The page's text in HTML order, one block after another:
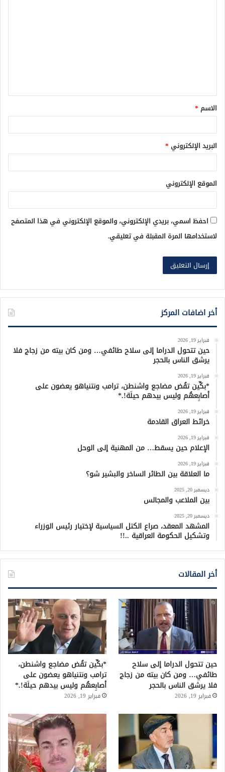
ق
*
الاسم *
البريد الإلكتروني *
الموقع الإلكتروني
احفظ اسمي، بريدي الإلكتروني، والموقع الإلكتروني في هذا المتصفح
لاستخدامها المرة المقبلة في تعليقي.
أخر اضافات المركز
فبراير 19, 2026
حين تتحول الدراما إلى سلاح طائفي… ومن كان بيته من زجاج فلا
يرشق الناس بالحجر
فبراير 19, 2026
*بكِّين تقُض مضاجع واشنطن، ترامب ونتنياهو يعضون على
أصابِعهُم وليس بيدهم حيلَة!.*
فبراير 19, 2026
خرائط العراق القادمة
فبراير 19, 2026
الإعلام حين يسقط… من المهنية إلى الوحل
فبراير 19, 2026
ما العلاقة بين الطائر الساخر والبشير شو؟
ديسمبر 20, 2025
بين الملاعب والمجالس
ديسمبر 20, 2025
المشهد المعقد، صراع الكتل السياسية لإختيار رئيس الوزراء
وتشكيل الحكومة العراقية ..!!
أخر المقالات
حين تتحول الدراما إلى سلاح
طائفي… ومن كان بيته من زجاج
فلا يرشق الناس بالحجر
فبراير 19, 2026
*بكِّين تقُض مضاجع واشنطن،
ترامب ونتنياهو يعضون على
أصابِعهُم وليس بيدهم حيلَة!.*
فبراير 19, 2026